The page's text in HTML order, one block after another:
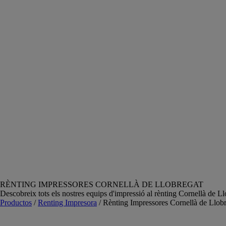
RÈNTING IMPRESSORES CORNELLÀ DE LLOBREGAT
Descobreix tots els nostres equips d'impressió al rènting Cornellà de
Productos /Renting Impresora / Rènting Impressores Cornellà de